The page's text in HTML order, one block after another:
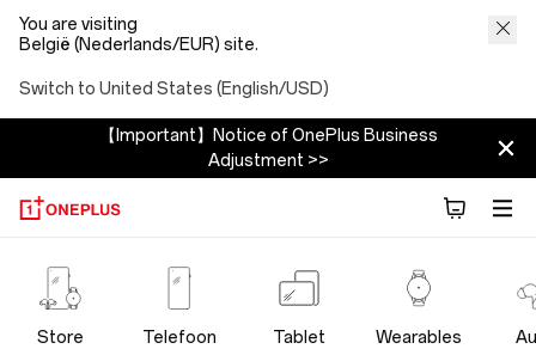
You are visiting
België (Nederlands/EUR) site.
Switch to United States (English/USD)
【Important】Notice of OnePlus Business
Adjustment >>
OnePlus
Audio
Store Telefoon Tablet Wearables